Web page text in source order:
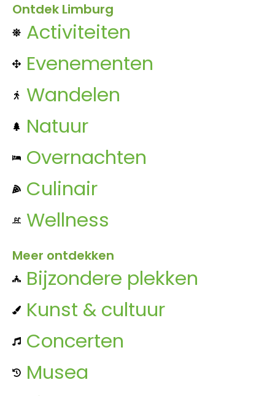
Ontdek Limburg
Activiteiten
Evenementen
Wandelen
Natuur
Overnachten
Culinair
Wellness
Meer ontdekken
Bijzondere plekken
Kunst & cultuur
Concerten
Musea